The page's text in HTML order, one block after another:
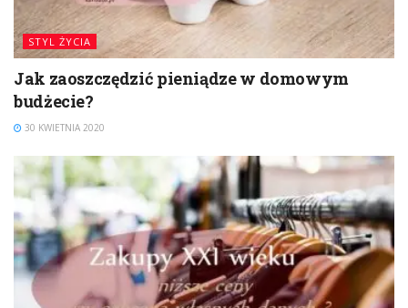
STYL ŻYCIA
Jak zaoszczędzić pieniądze w domowym
budżecie?
30 KWIETNIA 2020